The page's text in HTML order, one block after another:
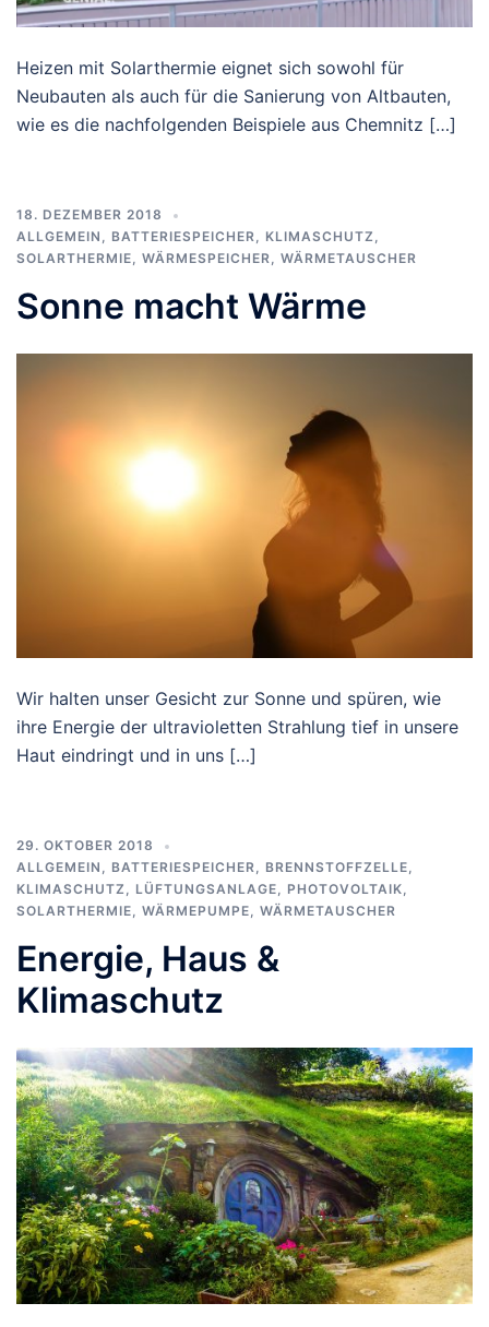
Heizen mit Solarthermie eignet sich sowohl für
Neubauten als auch für die Sanierung von Altbauten,
wie es die nachfolgenden Beispiele aus Chemnitz […]
18. DEZEMBER 2018
ALLGEMEIN , BATTERIESPEICHER, KLIMASCHUTZ ,
SOLARTHERMIE, WÄRMESPEICHER, WÄRMETAUSCHER
Sonne macht Wärme
Wir halten unser Gesicht zur Sonne und spüren, wie
ihre Energie der ultravioletten Strahlung tief in unsere
Haut eindringt und in uns […]
29. OKTOBER 2018
ALLGEMEIN
BATTERIESPEICHER BRENNSTOFFZELLE
KLIMASCHUTZ
LÜFTUNGSANLAGE PHOTOVOLTAIK
SOLARTHERMIE
WÄRMEPUMPE WÄRMETAUSCHER
Energie, Haus &
Klimaschutz